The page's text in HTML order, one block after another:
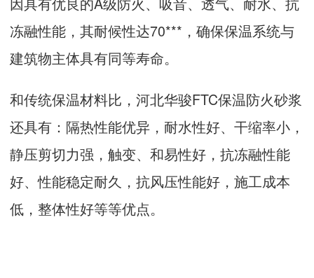
冻融性能，其耐候性达70***，确保保温系统与
建筑物主体具有同等寿命。
和传统保温材料比，河北华骏FTC保温防火砂浆
还具有：隔热性能优异，耐水性好、干缩率小，
静压剪切力强，触变、和易性好，抗冻融性能
好、性能稳定耐久，抗风压性能好，施工成本
低，整体性好等等优点。